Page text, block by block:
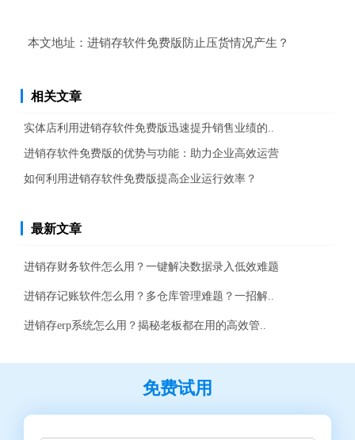
本文地址： 进销存软件免费版防止压货情况产生？
相关文章
实体店利用进销存软件免费版迅速提升销售业绩的..
进销存软件免费版的优势与功能：助力企业高效运营
如何利用进销存软件免费版提高企业运行效率？
最新文章
进销存财务软件怎么用？一键解决数据录入低效难题
进销存记账软件怎么用？多仓库管理难题？一招解..
进销存erp系统怎么用？揭秘老板都在用的高效管..
免费试用